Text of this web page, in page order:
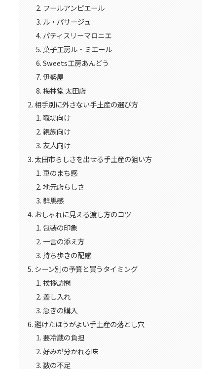
フールアンピエール
ル・パサージュ
パティスリーマロニエ
菓子工房ル・ミエール
Sweets工房あんどう
伊勢屋
梅林堂 太田店
相手別に外さない手土産の選び方
職場向け
親族向け
友人向け
太田市らしさを出せる手土産の狙い方
車のまち感
地元店らしさ
群馬感
おしゃれに見える渡し方のコツ
包装の印象
一言の添え方
持ち歩きの配慮
シーン別の予算と買うタイミング
挨拶訪問
差し入れ
急ぎの購入
避けたほうがよい手土産の落とし穴
要冷蔵の負担
好みが分かれる味
数の不足